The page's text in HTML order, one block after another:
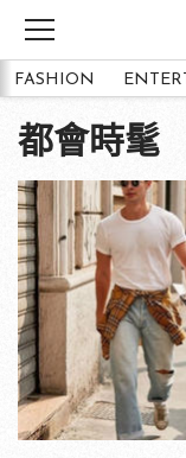
FASHION
都會時髦